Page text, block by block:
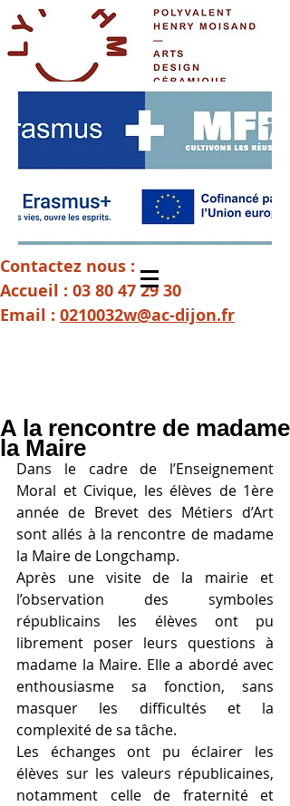
Contactez nous :
Accueil : 03 80 47 29 30
Email : 0210032w@ac-dijon.fr
A la rencontre de madame
la Maire
Dans le cadre de l’Enseignement
Moral et Civique, les élèves de 1ère
année de Brevet des Métiers d’Art
sont allés à la rencontre de madame
la Maire de Longchamp.
Après une visite de la mairie et
l’observation des symboles
républicains les élèves ont pu
librement poser leurs questions à
madame la Maire. Elle a abordé avec
enthousiasme sa fonction, sans
masquer les difficultés et la
complexité de sa tâche.
Les échanges ont pu éclairer les
élèves sur les valeurs républicaines,
notamment celle de fraternité et